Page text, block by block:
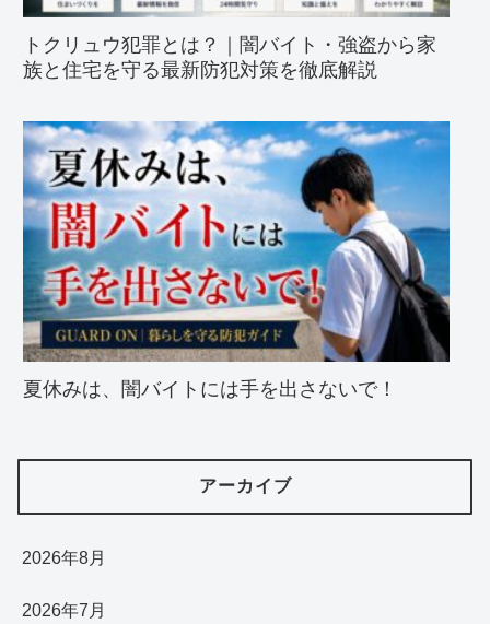
トクリュウ犯罪とは？｜闇バイト・強盗から家
族と住宅を守る最新防犯対策を徹底解説
夏休みは、闇バイトには手を出さないで！
アーカイブ
2026年8月
2026年7月